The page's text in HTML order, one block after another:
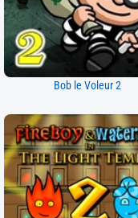
Bob le Voleur 2